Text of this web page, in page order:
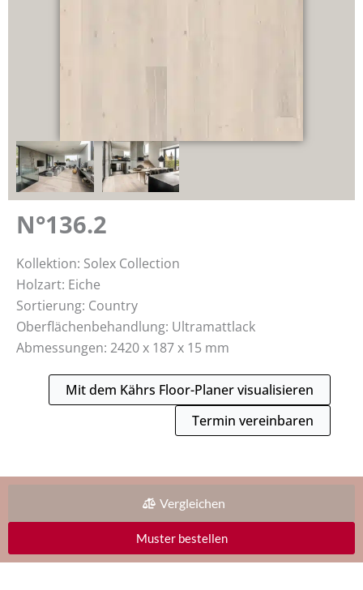
N°136.2
Kollektion: Solex Collection
Holzart: Eiche
Sortierung: Country
Oberflächenbehandlung: Ultramattlack
Abmessungen: 2420 x 187 x 15 mm
Mit dem Kährs Floor-Planer visualisieren
Termin vereinbaren
Vergleichen
Muster bestellen